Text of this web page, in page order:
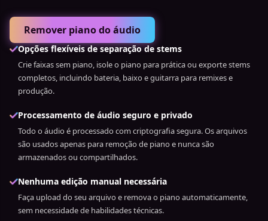
Remover piano do áudio
Opções flexíveis de separação de stems
Crie faixas sem piano, isole o piano para prática ou exporte stems
completos, incluindo bateria, baixo e guitarra para remixes e
produção.
Processamento de áudio seguro e privado
Todo o áudio é processado com criptografia segura. Os arquivos
são usados apenas para remoção de piano e nunca são
armazenados ou compartilhados.
Nenhuma edição manual necessária
Faça upload do seu arquivo e remova o piano automaticamente,
sem necessidade de habilidades técnicas.